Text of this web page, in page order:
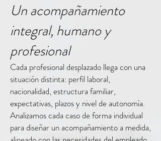
Un acompañamiento
integral, humano y
profesional
Cada profesional desplazado llega con una
situación distinta: perfil laboral,
nacionalidad, estructura familiar,
expectativas, plazos y nivel de autonomía.
Analizamos cada caso de forma individual
para diseñar un acompañamiento a medida,